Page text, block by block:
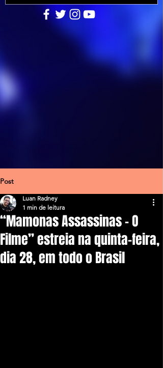
Post
“Mamonas Assassinas – O
Filme” estreia na quinta-feira,
dia 28, em todo o Brasil
Luan Radney
1 min de leitura